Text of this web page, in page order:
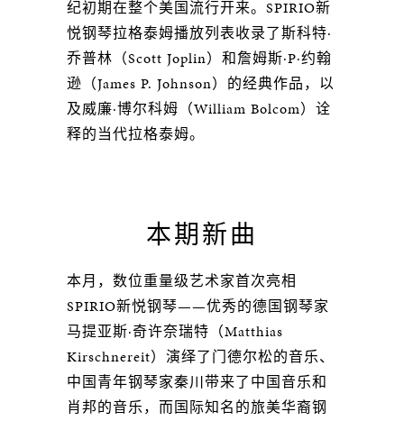
纪初期在整个美国流行开来。SPIRIO新
悦钢琴拉格泰姆播放列表收录了斯科特·
乔普林（Scott Joplin）和詹姆斯·P·约翰
逊（James P. Johnson）的经典作品，以
及威廉·博尔科姆（William Bolcom）诠
释的当代拉格泰姆。
本期新曲
本月，数位重量级艺术家首次亮相
SPIRIO新悦钢琴——优秀的德国钢琴家
马提亚斯·奇许奈瑞特（Matthias
Kirschnereit）演绎了门德尔松的音乐、
中国青年钢琴家秦川带来了中国音乐和
肖邦的音乐，而国际知名的旅美华裔钢